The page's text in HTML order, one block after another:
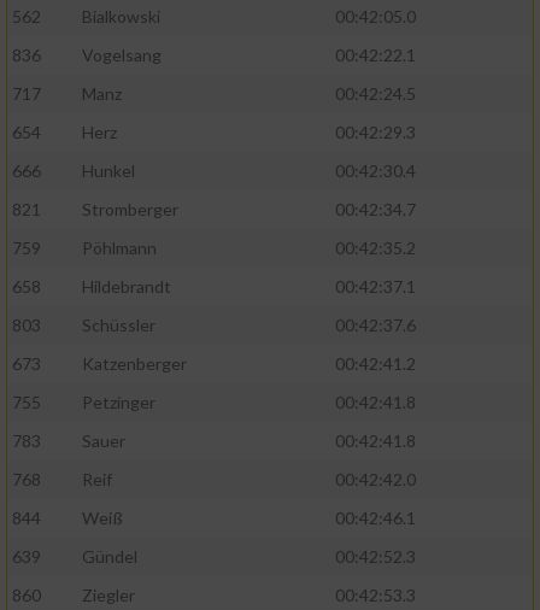
562
Bialkowski
00:42:05.0
836
Vogelsang
00:42:22.1
717
Manz
00:42:24.5
654
Herz
00:42:29.3
666
Hunkel
00:42:30.4
821
Stromberger
00:42:34.7
759
Pöhlmann
00:42:35.2
658
Hildebrandt
00:42:37.1
803
Schüssler
00:42:37.6
673
Katzenberger
00:42:41.2
755
Petzinger
00:42:41.8
783
Sauer
00:42:41.8
768
Reif
00:42:42.0
844
Weiß
00:42:46.1
639
Gündel
00:42:52.3
860
Ziegler
00:42:53.3